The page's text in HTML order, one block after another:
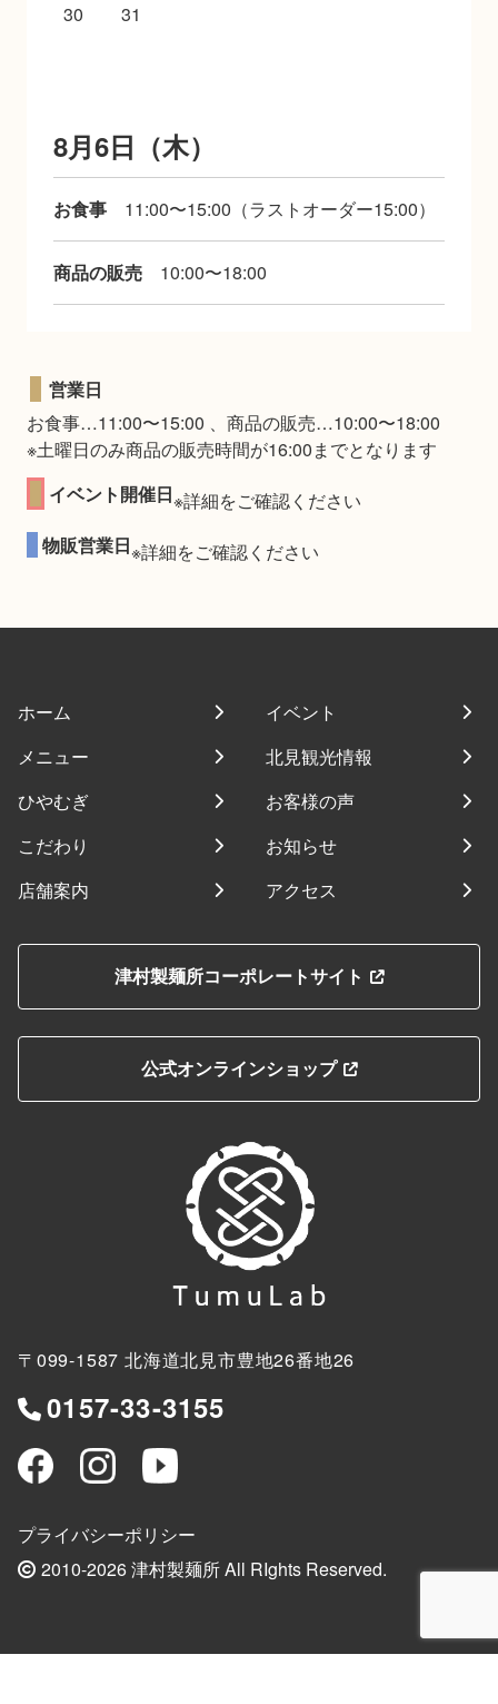
30
31
8月6日（木）
お食事 11:00〜15:00（ラストオーダー15:00）
商品の販売 10:00〜18:00
営業日
お食事…11:00〜15:00 、商品の販売…10:00〜18:00
※土曜日のみ商品の販売時間が16:00までとなります
イベント開催日※詳細をご確認ください
物販営業日※詳細をご確認ください
〒099-1587 北海道北見市豊地26番地26
0157-33-3155
ホーム
メニュー
ひやむぎ
こだわり
店舗案内
イベント
北見観光情報
お客様の声
お知らせ
アクセス
津村製麺所コーポレートサイト
公式オンラインショップ
プライバシーポリシー
2010-2026 津村製麺所 All RIghts Reserved.